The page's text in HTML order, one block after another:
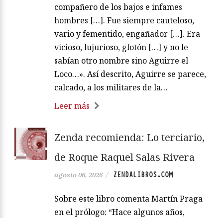
compañero de los bajos e infames
hombres […]. Fue siempre cauteloso,
vario y fementido, engañador […]. Era
vicioso, lujurioso, glotón […] y no le
sabían otro nombre sino Aguirre el
Loco…». Así descrito, Aguirre se parece,
calcado, a los militares de la…
Leer más
Zenda recomienda: Lo terciario,
de Roque Raquel Salas Rivera
agosto 06, 2026 / ZENDALIBROS.COM
Sobre este libro comenta Martín Praga
en el prólogo: “Hace algunos años,